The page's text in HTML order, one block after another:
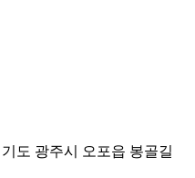
도 광주시 오포읍 봉골길